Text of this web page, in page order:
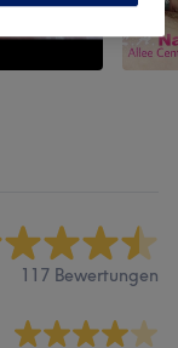
117 Bewertungen